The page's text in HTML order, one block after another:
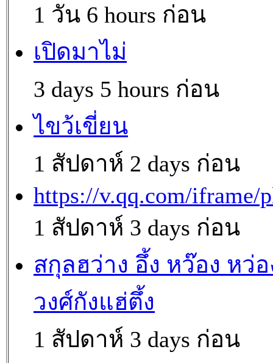
1 วัน 6 hours ก่อน
เปิดมาไม่
3 days 5 hours ก่อน
ไขว้เขี่ยน
1 สัปดาห์ 2 days ก่อน
https://v.qq.com/iframe/
1 สัปดาห์ 3 days ก่อน
สกุลฮว่าง อึ้ง หว๊อง หว่อ
วงศ์กังแฮ่ตึ้ง
1 สัปดาห์ 3 days ก่อน